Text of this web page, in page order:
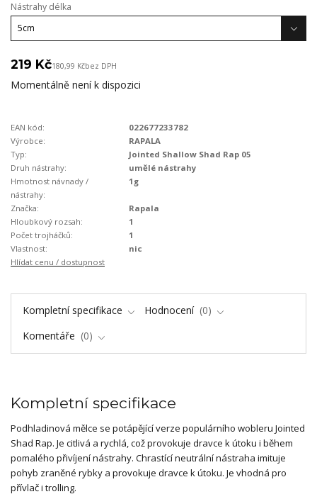
Nástrahy délka
219 Kč180,99 Kčbez DPH
Momentálně není k dispozici
EAN kód:
022677233782
Výrobce:
RAPALA
Typ:
Jointed Shallow Shad Rap 05
Druh nástrahy:
umělé nástrahy
Hmotnost návnady /
nástrahy:
1g
Značka:
Rapala
Hloubkový rozsah:
1
Počet trojháčků:
1
Vlastnost:
nic
Hlídat cenu / dostupnost
Kompletní specifikace Hodnocení
0
Komentáře
0
Kompletní specifikace
Podhladinová mělce se potápějící verze populárního wobleru Jointed
Shad Rap. Je citlivá a rychlá, což provokuje dravce k útoku i během
pomalého přivíjení nástrahy. Chrastící neutrální nástraha imituje
pohyb zraněné rybky a provokuje dravce k útoku. Je vhodná pro
přívlač i trolling.